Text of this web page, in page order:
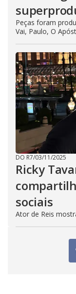
Peças foram
Vai, Paulo, O
DO R7/03/11/2025
Ricky
sociais
Ator de Reis